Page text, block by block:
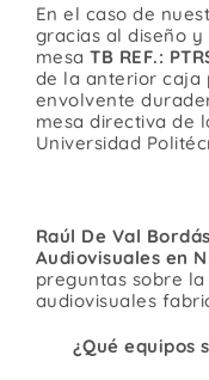
En el caso de
gracias al diseño
mesaTB REF.:
de la anterior caja
envolvente
mesa directiva de
Universidad
Raúl De Val
Audiovisuales en
preguntas sobre
audiovisuales
¿Qué equipos